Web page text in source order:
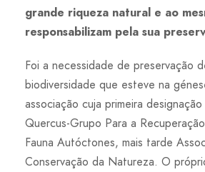
grande riqueza natural e ao
responsabilizam pela sua
Foi a necessidade de preservação
biodiversidade que esteve na
associação cuja primeira
Quercus-Grupo Para a
Fauna Autóctones, mais tarde
Conservação da Natureza. O